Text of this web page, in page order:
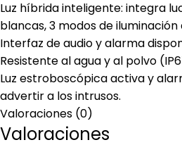
Luz híbrida inteligente: integra
blancas, 3 modos de
Interfaz de audio y alarma
Resistente al agua y al polvo
Luz estroboscópica activa y
advertir a los intrusos.
Valoraciones (0)
Valoraciones